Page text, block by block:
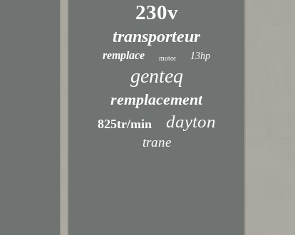
230v
transporteur
remplace motor 13hp
genteq
remplacement
825tr/min dayton
trane